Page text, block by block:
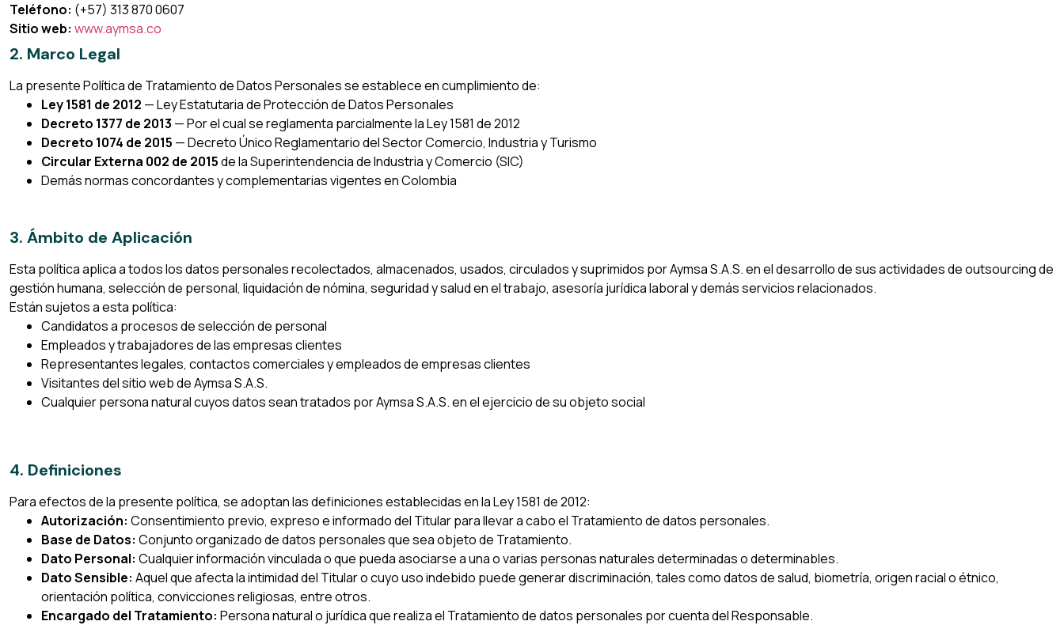
Teléfono: (+57) 313 870 0607
Sitio web: www.aymsa.co
2. Marco Legal
La presente Política de Tratamiento de Datos Personales se establece en cumplimiento de:
Ley 1581 de 2012 — Ley Estatutaria de Protección de Datos Personales
Decreto 1377 de 2013 — Por el cual se reglamenta parcialmente la Ley 1581 de 2012
Decreto 1074 de 2015 — Decreto Único Reglamentario del Sector Comercio, Industria y Turismo
Circular Externa 002 de 2015de la Superintendencia de Industria y Comercio (SIC)
Demás normas concordantes y complementarias vigentes en Colombia
3. Ámbito de Aplicación
Esta política aplica a todos los datos personales recolectados, almacenados, usados, circulados y suprimidos por Aymsa S.A.S. en el desarrollo de sus actividades de outsourcing de
gestión humana, selección de personal, liquidación de nómina, seguridad y salud en el trabajo, asesoría jurídica laboral y demás servicios relacionados.
Están sujetos a esta política:
Candidatos a procesos de selección de personal
Empleados y trabajadores de las empresas clientes
Representantes legales, contactos comerciales y empleados de empresas clientes
Visitantes del sitio web de Aymsa S.A.S.
Cualquier persona natural cuyos datos sean tratados por Aymsa S.A.S. en el ejercicio de su objeto social
4. Definiciones
Para efectos de la presente política, se adoptan las definiciones establecidas en la Ley 1581 de 2012:
Autorización: Consentimiento previo, expreso e informado del Titular para llevar a cabo el Tratamiento de datos personales.
Base de Datos: Conjunto organizado de datos personales que sea objeto de Tratamiento.
Dato Personal: Cualquier información vinculada o que pueda asociarse a una o varias personas naturales determinadas o determinables.
Dato Sensible: Aquel que afecta la intimidad del Titular o cuyo uso indebido puede generar discriminación, tales como datos de salud, biometría, origen racial o étnico,
orientación política, convicciones religiosas, entre otros.
Encargado del Tratamiento: Persona natural o jurídica que realiza el Tratamiento de datos personales por cuenta del Responsable.